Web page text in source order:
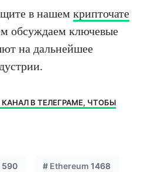
в нашем крипточате
обсуждаем ключевые
на дальнейшее
В ТЕЛЕГРАМЕ, ЧТОБЫ
590 # Ethereum 1468